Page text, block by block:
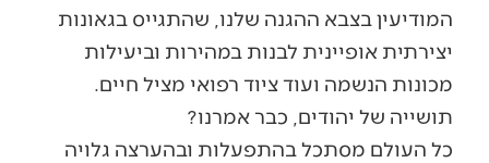
המודיעין בצבא ההגנה שלנו, שהתגייס בגאונות
יצירתית אופיינית לבנות במהירות וביעילות
מכונות הנשמה ועוד ציוד רפואי מציל חיים.
תושייה של יהודים, כבר אמרנו?
כל העולם מסתכל בהתפעלות ובהערצה גלויה